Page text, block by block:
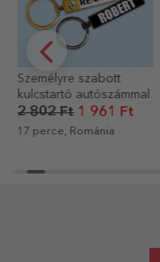
Személyre szabott
kulcstartó autószámmal
2 802 Ft1 961 Ft
17 perce, Románia